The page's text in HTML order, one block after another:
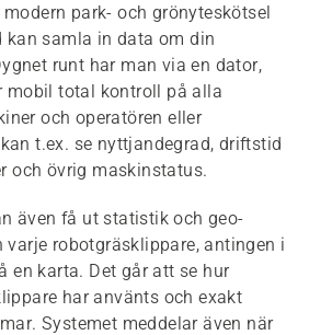
park- och grönyteskötsel
kan samla in data om din
runt har man via en dator,
mobil total kontroll på alla
och operatören eller
t.ex. se nyttjandegrad, driftstid
och övrig maskinstatus.
även få ut statistik och geo-
varje robotgräsklippare, antingen i
en karta. Det går att se hur
har använts och exakt
Systemet meddelar även när